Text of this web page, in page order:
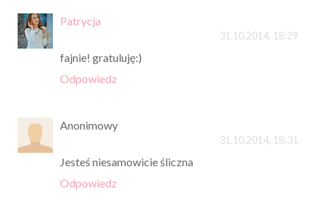
Patrycja
31.10.2014, 18:29
fajnie! gratuluję:)
Odpowiedz
Anonimowy
31.10.2014, 18:31
Jesteś niesamowicie śliczna
Odpowiedz